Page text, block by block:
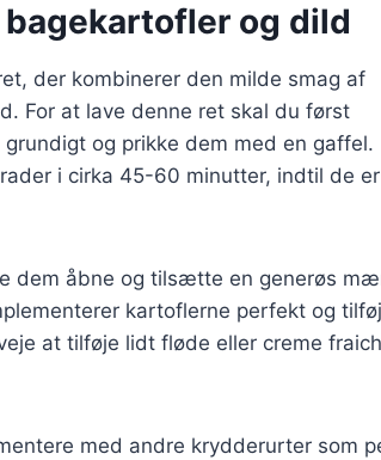
og dild
der kombinerer den milde smag af
For at lave denne ret skal du først
og prikke dem med en gaffel.
i cirka 45-60 minutter, indtil de er
dem åbne og tilsætte en generøs
kartoflerne perfekt og
at tilføje lidt fløde eller creme
med andre krydderurter som